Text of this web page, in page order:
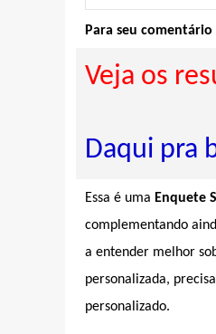
Para seu
Veja os
Daqui pra
Essa é uma Enquete
complementando
a entender melhor
personalizada,
personalizado.